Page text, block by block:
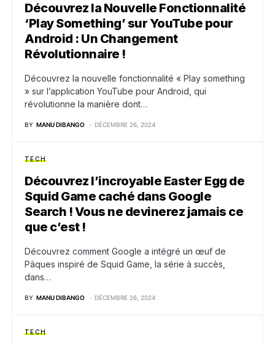
Découvrez la Nouvelle Fonctionnalité
‘Play Something’ sur YouTube pour
Android : Un Changement
Révolutionnaire !
Découvrez la nouvelle fonctionnalité « Play something
» sur l’application YouTube pour Android, qui
révolutionne la manière dont…
BY MANU DIBANGO DÉCEMBRE 26, 2024
TECH
Découvrez l’incroyable Easter Egg de
Squid Game caché dans Google
Search ! Vous ne devinerez jamais ce
que c’est !
Découvrez comment Google a intégré un œuf de
Pâques inspiré de Squid Game, la série à succès,
dans…
BY MANU DIBANGO DÉCEMBRE 26, 2024
TECH